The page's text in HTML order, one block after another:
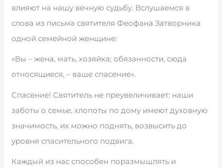
влияют на нашу вечную судьбу. Вслушаемся в
слова из письма святителя Феофана Затворника
одной семейной женщине:
«Вы – жена, мать, хозяйка; обязанности, сюда
относящиеся, – ваше спасение».
Спасение! Святитель не преувеличивает: наши
заботы о семье, хлопоты по дому имеют духовную
значимость, их можно поднять, возвысить до
уровня спасительного подвига.
Каждый из нас способен поразмышлять и